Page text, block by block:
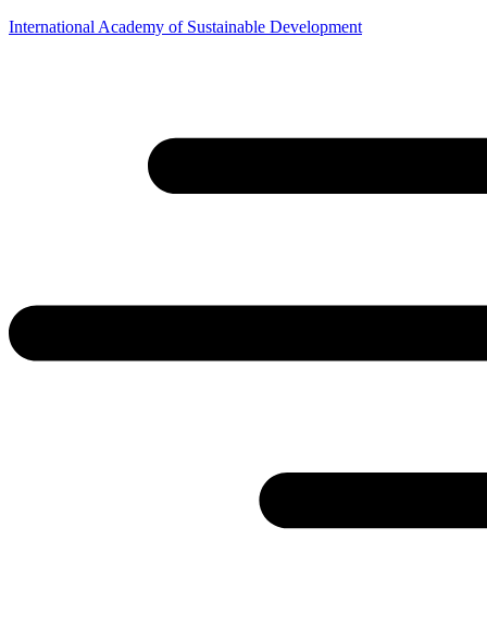
International Academy of Sustainable Development